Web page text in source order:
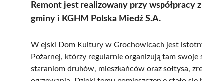
Remont jest realizowany przy współpracy
gminy i KGHM Polska Miedź S.A.
Wiejski Dom Kultury w Grochowicach jest
Pożarnej, którzy regularnie organizują tam
staraniom druhów, mieszkańców oraz sołtysa,